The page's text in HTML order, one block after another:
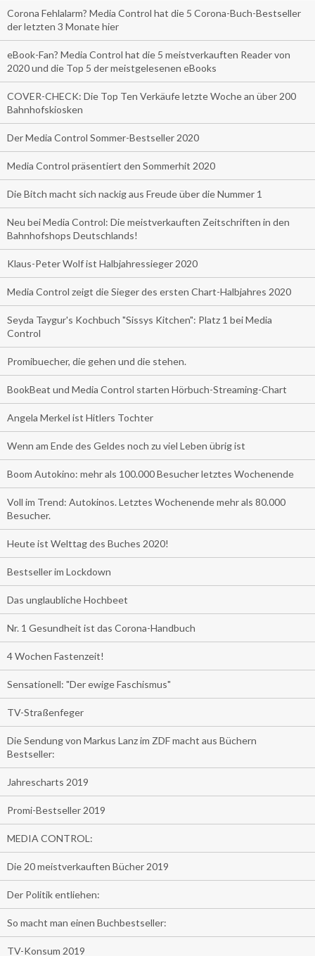
Corona Fehlalarm? Media Control hat die 5 Corona-Buch-Bestseller
der letzten 3 Monate hier
eBook-Fan? Media Control hat die 5 meistverkauften Reader von
2020 und die Top 5 der meistgelesenen eBooks
COVER-CHECK: Die Top Ten Verkäufe letzte Woche an über 200
Bahnhofskiosken
Der Media Control Sommer-Bestseller 2020
Media Control präsentiert den Sommerhit 2020
Die Bitch macht sich nackig aus Freude über die Nummer 1
Neu bei Media Control: Die meistverkauften Zeitschriften in den
Bahnhofshops Deutschlands!
Klaus-Peter Wolf ist Halbjahressieger 2020
Media Control zeigt die Sieger des ersten Chart-Halbjahres 2020
Seyda Taygur's Kochbuch "Sissys Kitchen": Platz 1 bei Media
Control
Promibuecher, die gehen und die stehen.
BookBeat und Media Control starten Hörbuch-Streaming-Chart
Angela Merkel ist Hitlers Tochter
Wenn am Ende des Geldes noch zu viel Leben übrig ist
Boom Autokino: mehr als 100.000 Besucher letztes Wochenende
Voll im Trend: Autokinos. Letztes Wochenende mehr als 80.000
Besucher.
Heute ist Welttag des Buches 2020!
Bestseller im Lockdown
Das unglaubliche Hochbeet
Nr. 1 Gesundheit ist das Corona-Handbuch
4 Wochen Fastenzeit!
Sensationell: "Der ewige Faschismus"
TV-Straßenfeger
Die Sendung von Markus Lanz im ZDF macht aus Büchern
Bestseller:
Jahrescharts 2019
Promi-Bestseller 2019
MEDIA CONTROL:
Die 20 meistverkauften Bücher 2019
Der Politik entliehen:
So macht man einen Buchbestseller:
TV-Konsum 2019